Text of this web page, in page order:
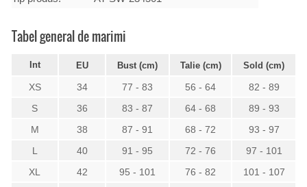
Tabel general de marimi
Int EU Bust (cm) Talie (cm) Sold (cm)
XS 34 77 - 83 56 - 64
82 - 89
S
36 83 - 87 64 - 68
89 - 93
M
38 87 - 91 68 - 72
93 - 97
L
40 91 - 95 72 - 76
97 - 101
XL
42 95 - 101 76 - 82
101 - 107